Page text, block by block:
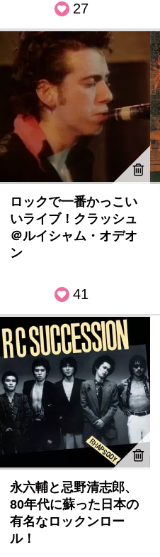
27
ロックで一番かっこい
いライブ！クラッシュ
＠ルイシャム・オデオ
ン
41
永六輔と忌野清志郎、
80年代に蘇った日本の
有名なロックンロー
ル！